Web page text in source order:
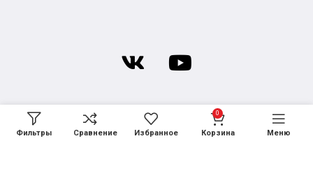
Фильтры Сравнение Избранное
0
Корзина Меню